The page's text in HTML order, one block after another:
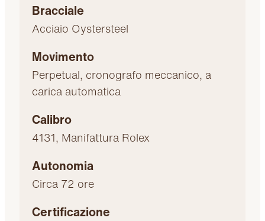
Bracciale
Acciaio Oystersteel
Movimento
Perpetual, cronografo meccanico, a
carica automatica
Calibro
4131, Manifattura Rolex
Autonomia
Circa 72 ore
Certificazione